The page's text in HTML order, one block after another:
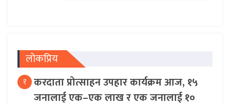
लोकप्रिय
१ करदाता प्रोत्साहन उपहार कार्यक्रम आज, १५
जनालाई एक–एक लाख र एक जनालाई १०